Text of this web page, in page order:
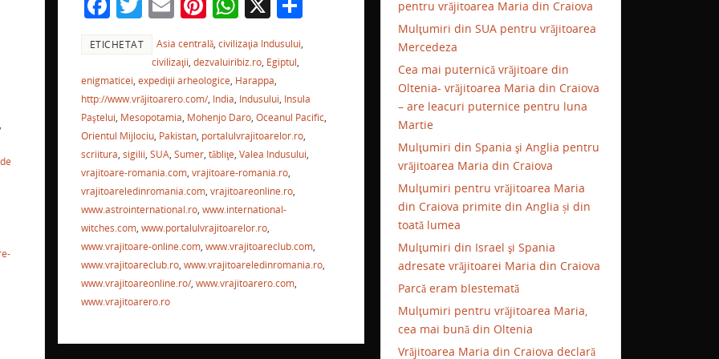
k
c
e
b
o
o
k
w
itt
er
ai
l
nt
er
e
st
h
at
s
A
p
p
ta
a
ză
ETICHETAT Asia centrală ,civilizaţia Indusului
civilizaţii ,dezvaluiribiz.ro Egiptul
enigmaticei expediţii arheologice Harappa
http://www.vrăjitoarero.com/, India Indusului Insula
Paştelui Mesopotamia Mohenjo Daro, Oceanul Pacific,
Orientul Mijlociu, Pakistan, portalulvrajitoarelor.ro,
scriitura sigilii SUA Sumer, tăbliţe Valea Indusului
vrajitoare-romania.com, vrajitoare-romania.ro,
vrajitoareledinromania.com, vrajitoareonline.ro,
www.astrointernational.ro, www.international-
witches.com, www.portalulvrajitoarelor.ro,
www.vrajitoare-online.com, www.vrajitoareclub.com,
www.vrajitoareclub.ro, www.vrajitoareledinromania.ro,
www.vrajitoareonline.ro/, www.vrajitoarero.com,
www.vrajitoarero.ro
pentru vrăjitoarea Maria din Craiova
Mulţumiri din SUA pentru vrăjitoarea
Mercedeza
Cea mai puternică vrăjitoare din
Oltenia- vrăjitoarea Maria din Craiova
– are leacuri puternice pentru luna
Martie
Mulţumiri din Spania şi Anglia pentru
vrăjitoarea Maria din Craiova
Mulţumiri pentru vrăjitoarea Maria
din Craiova primite din Anglia și din
toată lumea
Mulţumiri din Israel şi Spania
adresate vrăjitoarei Maria din Craiova
Parcă eram blestemată
Mulţumiri pentru vrăjitoarea Maria,
cea mai bună din Oltenia
Vrăjitoarea Maria din Craiova declară